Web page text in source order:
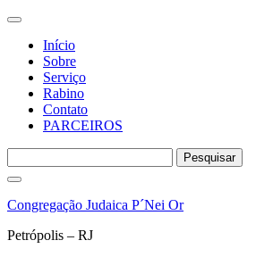
Início
Sobre
Serviço
Rabino
Contato
PARCEIROS
por:
Pular
o
Congregação Judaica P´Nei Or
Petrópolis – RJ